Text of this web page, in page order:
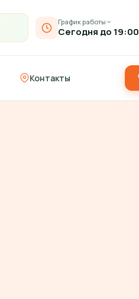
График работы
Сегодня до 19:00
Контакты